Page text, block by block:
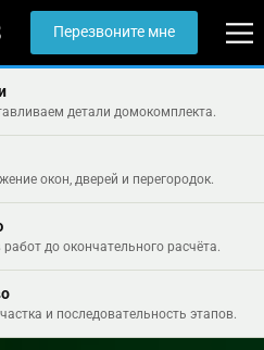
Перезвоните мне
детали домокомплекта.
окон, дверей и перегородок.
до окончательного расчёта.
и последовательность этапов.